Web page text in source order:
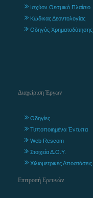
Ισχύον Θεσμικό Πλαίσιο
Κώδικας Δεοντολογίας
Οδηγός Χρηματοδότησης
Διαχείριση Έργων
Οδηγίες
Τυποποιημένα Έντυπα
Web Rescom
Στοιχεία Δ.Ο.Υ.
Χιλιομετρικές Αποστάσεις
Επιτροπή Ερευνών